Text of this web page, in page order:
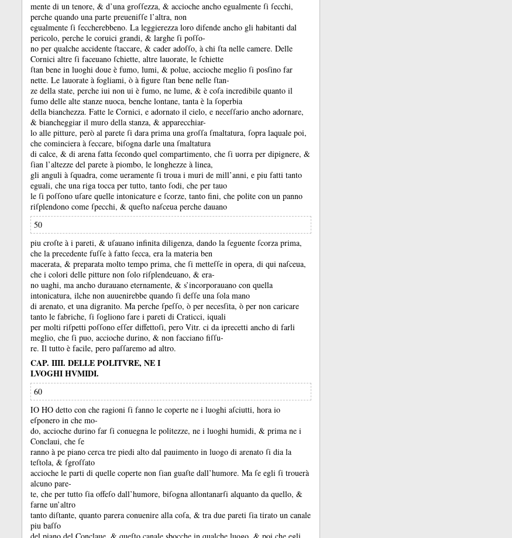
mente di un tenore, & d’una groſſezza, & accioche ancho egualmente ſi ſecchi,
perche quando una parte preueniſſe l’altra, non
egualmente ſi ſeccherebbeno. La leggierezza loro difende ancho gli habitanti dal
pericolo, perche le coruici grandi, & larghe ſi poſſo-
no per qualche accidente ſtaccare, & cader adoſſo, à chi ſta nelle camere. Delle
Cornici altre ſi faceuano ſchiette, altre lauorate, le ſchiette
ſtan bene in luoghi doue è fumo, lumi, & polue, accioche meglio ſi posſino far
nette. Le lauorate à fogliami, ò à figure ſtan bene nelle ſtan-
ze della state, perche iui non ui è fumo, ne lume, & è coſa incredibile quanto il
fumo delle alte stanze nuoca, benche lontane, tanta è la ſoperbia
della bianchezza. Fatte le Cornici, e adornato il cielo, e neceſſario ancho adornare,
& biancheggiar il muro della stanza, & apparecchiar-
lo alle pitture, però al parete ſi dara prima una groſſa ſmaltatura, ſopra laquale poi,
che cominciera à ſeccare, biſogna darle una ſmaltatura
di calce, & di arena fatta ſecondo quel compartimento, che ſi uorra per dipignere, &
ſian l’altezze del parete à piombo, le longhezze à linea,
gli anguli à ſquadra, come ueramente ſi troua i muri de mill’anni, e piu fatti tanto
eguali, che una riga tocca per tutto, tanto ſodi, che per tauo
le ſi poſſono uſare quelle intonicature e ſcorze, tanto fini, che polite con un panno
riſplendono come ſpecchi, & queſto naſceua perche dauano
50
piu croſte à i pareti, & uſauano infinita diligenza, dando la ſeguente ſcorza prima,
che la precedente fuſſe à fatto ſecca, era la materia ben
macerata, & preparata molto tempo prima, che ſi metteſſe in opera, di qui naſceua,
che i colori delle pitture non ſolo riſplendeuano, & era-
no uaghi, ma ancho durauano eternamente, & s’incorporauano con quella
intonicatura, ilche non auuenirebbe quando ſi deſſe una ſola mano
di arenato, et una digranito. Ma perche ſpeſſo, ò per necesſita, ò per non caricare
tanto le fabriche, ſi ſogliono fare i pareti di Craticci, iquali
per molti riſpetti poſſono eſſer diffettoſi, pero Vitr. ci da iprecetti ancho di farli
meglio, che ſi puo, accioche durino, & non facciano fiſſu-
re. Il tutto è facile, pero paſſaremo ad altro.
CAP. IIII. DELLE POLITVRE, NE I
LVOGHI HVMIDI.
60
IO HO detto con che ragioni ſi fanno le coperte ne i luoghi aſciutti, hora io
eſponero in che mo-
do, accioche durino far ſi conuegna le politezze, ne i luoghi humidi, & prima ne i
Conclaui, che ſe
ranno à pe piano cerca tre piedi alto dal pauimento in luogo di arenato ſi dia la
teſtola, & ſgroſſato
accioche le parti di quelle coperte non ſian guaſte dall’humore. Ma ſe egli ſi trouerà
alcuno pare-
te, che per tutto ſia offeſo dall’humore, biſogna allontanarſi alquanto da quello, &
farne un’altro
tanto diſtante, quanto parera conuenire alla coſa, & tra due pareti ſia tirato un canale
piu baſſo